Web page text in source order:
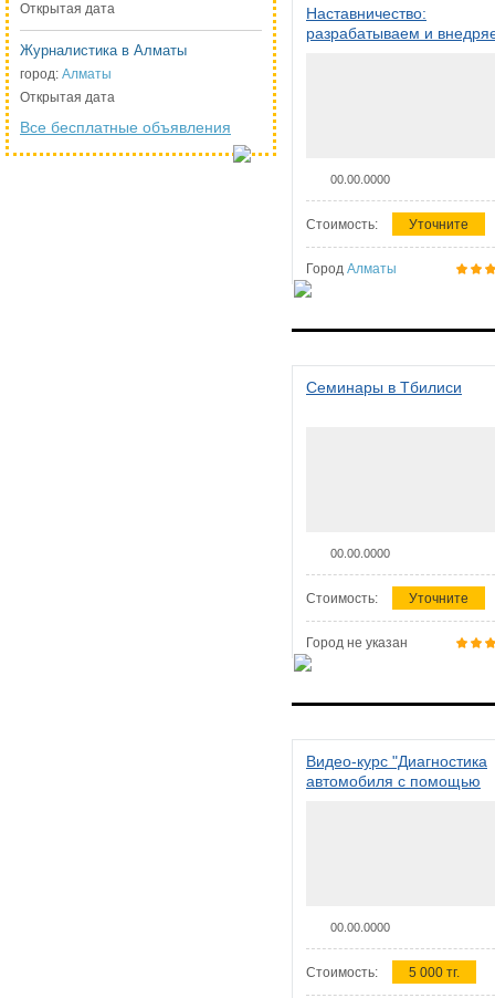
Открытая дата
Журналистика в Алматы
город: Алматы
Открытая дата
Все бесплатные объявления
Наставничество:
разрабатываем и
00.00.0000
Стоимость: Уточните
Город Алматы
Семинары в Тбилиси
00.00.0000
Стоимость: Уточните
Город не указан
Видео-курс "Диагностика
автомобиля с помощью
00.00.0000
Стоимость: 5 000 тг.